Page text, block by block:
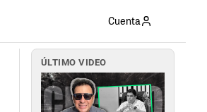
Cuenta
ÚLTIMO VIDEO